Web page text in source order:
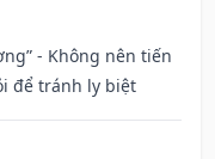
- Không nên tiến
để tránh ly biệt